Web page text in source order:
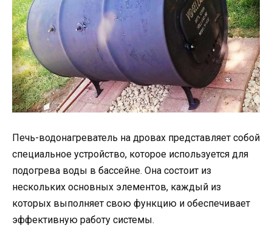
Печь-водонагреватель на дровах представляет собой
специальное устройство, которое используется для
подогрева воды в бассейне. Она состоит из
нескольких основных элементов, каждый из
которых выполняет свою функцию и обеспечивает
эффективную работу системы.